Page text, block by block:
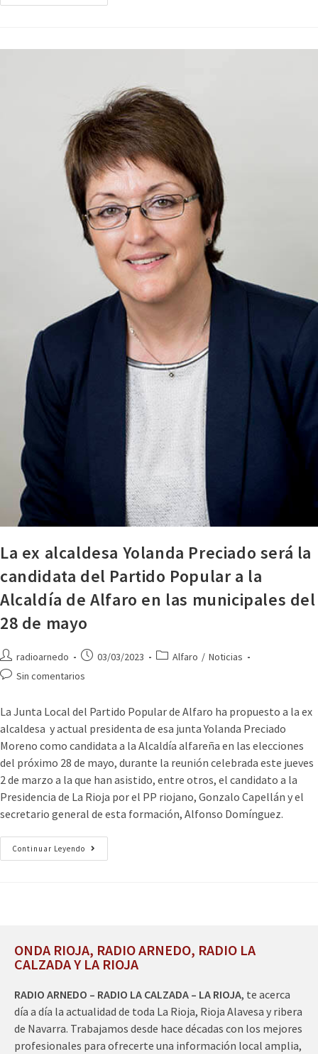
La ex alcaldesa Yolanda Preciado será la
candidata del Partido Popular a la
Alcaldía de Alfaro en las municipales del
28 de mayo
radioarnedo 03/03/2023 Alfaro / Noticias
Sin comentarios
La Junta Local del Partido Popular de Alfaro ha propuesto a la ex
alcaldesa y actual presidenta de esa junta Yolanda Preciado
Moreno como candidata a la Alcaldía alfareña en las elecciones
del próximo 28 de mayo, durante la reunión celebrada este jueves
2 de marzo a la que han asistido, entre otros, el candidato a la
Presidencia de La Rioja por el PP riojano, Gonzalo Capellán y el
secretario general de esta formación, Alfonso Domínguez.
Continuar Leyendo
ONDA RIOJA, RADIO ARNEDO, RADIO LA
CALZADA Y LA RIOJA
RADIO ARNEDO – RADIO LA CALZADA – LA RIOJA, te acerca
día a día la actualidad de toda La Rioja, Rioja Alavesa y ribera
de Navarra. Trabajamos desde hace décadas con los mejores
profesionales para ofrecerte una información local amplia,